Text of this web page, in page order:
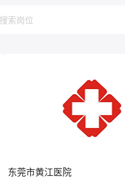
东莞市黄江医院